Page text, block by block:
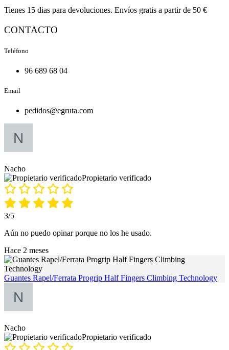
Tienes 15 dias para devoluciones. Envíos gratis a partir de 50 €
CONTACTO
Teléfono
96 689 68 04
Email
pedidos@egruta.com
Nacho
Propietario verificado
3/5
Aún no puedo opinar porque no los he usado.
Hace 2 meses
Guantes Rapel/Ferrata Progrip Half Fingers Climbing Technology
Nacho
Propietario verificado